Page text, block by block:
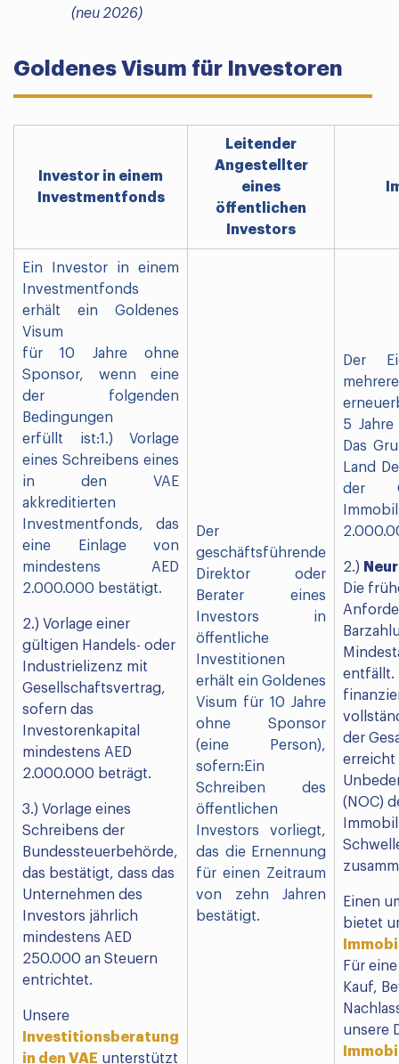
(neu 2026)
Goldenes Visum für Investoren
Investor in einem
Investmentfonds
Leitender
Angestellter
eines
öffentlichen
Investors
Ein Investor in einem
Investmentfonds
erhält ein Goldenes
Visum
für 10 Jahre ohne
Sponsor, wenn eine
der folgenden
Bedingungen
erfüllt ist:1.) Vorlage
eines Schreibens eines
in den VAE
akkreditierten
Investmentfonds, das
eine Einlage von
mindestens AED
2.000.000 bestätigt.
2.) Vorlage einer
gültigen Handels- oder
Industrielizenz mit
Gesellschaftsvertrag,
sofern das
Investorenkapital
mindestens AED
2.000.000 beträgt.
3.) Vorlage eines
Schreibens der
Bundessteuerbehörde,
das bestätigt, dass das
Unternehmen des
Investors jährlich
mindestens AED
250.000 an Steuern
entrichtet.
Unsere
Investitionsberatung
in den VAE unterstützt
Der
geschäftsführende
Direktor oder
Berater eines
Investors in
öffentliche
Investitionen
erhält ein Goldenes
Visum für 10 Jahre
ohne Sponsor
(eine Person),
sofern:Ein
Schreiben des
öffentlichen
Investors vorliegt,
das die Ernennung
für einen Zeitraum
von zehn Jahren
bestätigt.
Der
5 Jahre
Das
Land
der
2.)
Die
entfällt.
der
erreicht
(NOC)
Einen
bietet
Für
Kauf,
unsere